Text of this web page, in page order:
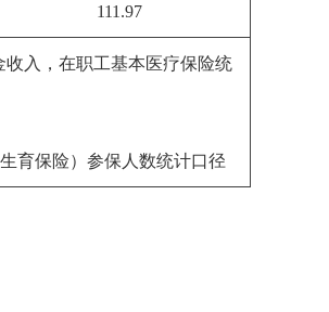
111.97
入，在职工基本医疗保险统
育保险）参保人数统计口径